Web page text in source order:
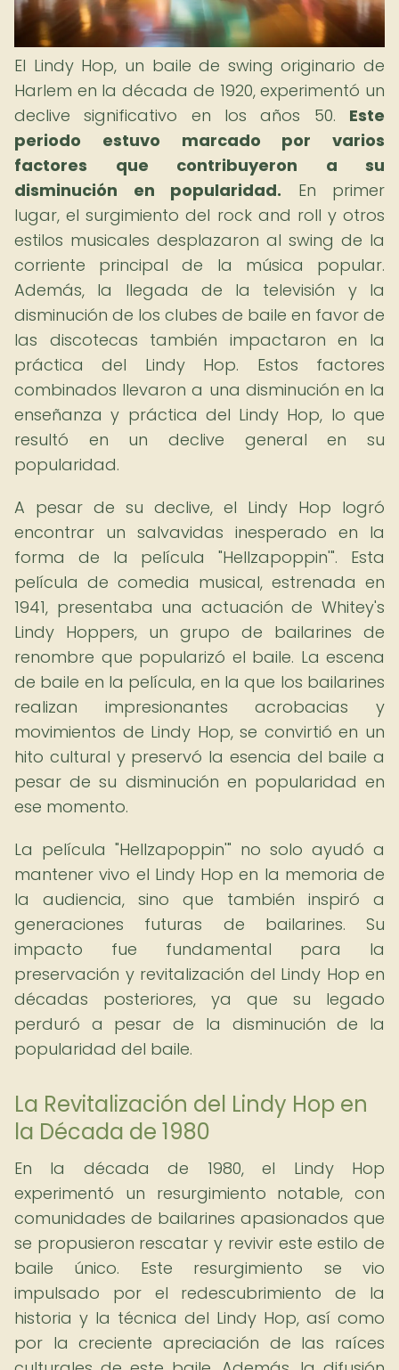
El Lindy Hop, un baile de swing originario de
Harlem en la década de 1920, experimentó un
declive significativo en los años 50. Este
periodo estuvo marcado por varios
factores que contribuyeron a su
disminución en popularidad. En primer
lugar, el surgimiento del rock and roll y otros
estilos musicales desplazaron al swing de la
corriente principal de la música popular.
Además, la llegada de la televisión y la
disminución de los clubes de baile en favor de
las discotecas también impactaron en la
práctica del Lindy Hop. Estos factores
combinados llevaron a una disminución en la
enseñanza y práctica del Lindy Hop, lo que
resultó en un declive general en su
popularidad.
A pesar de su declive, el Lindy Hop logró
encontrar un salvavidas inesperado en la
forma de la película "Hellzapoppin'". Esta
película de comedia musical, estrenada en
1941, presentaba una actuación de Whitey's
Lindy Hoppers, un grupo de bailarines de
renombre que popularizó el baile. La escena
de baile en la película, en la que los bailarines
realizan impresionantes acrobacias y
movimientos de Lindy Hop, se convirtió en un
hito cultural y preservó la esencia del baile a
pesar de su disminución en popularidad en
ese momento.
La película "Hellzapoppin'" no solo ayudó a
mantener vivo el Lindy Hop en la memoria de
la audiencia, sino que también inspiró a
generaciones futuras de bailarines. Su
impacto fue fundamental para la
preservación y revitalización del Lindy Hop en
décadas posteriores, ya que su legado
perduró a pesar de la disminución de la
popularidad del baile.
La Revitalización del Lindy Hop en
la Década de 1980
En la década de 1980, el Lindy Hop
experimentó un resurgimiento notable, con
comunidades de bailarines apasionados que
se propusieron rescatar y revivir este estilo de
baile único. Este resurgimiento se vio
impulsado por el redescubrimiento de la
historia y la técnica del Lindy Hop, así como
por la creciente apreciación de las raíces